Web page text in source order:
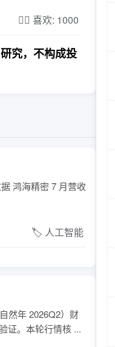
❤️‍🔥 喜欢: 1000
究，不构成投
鸿海精密 7 月营收
🏷️ 人工智能
然年 2026Q2）财
证。本轮行情核 ...